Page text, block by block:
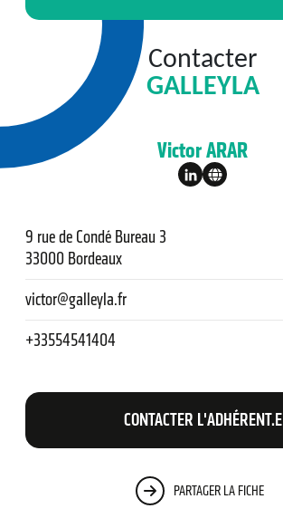
Contacter
GALLEYLA
Victor ARAR
9 rue de Condé Bureau 3
33000 Bordeaux
victor@galleyla.fr
+33554541404
CONTACTER L'ADHÉRENT.E
PARTAGER LA FICHE